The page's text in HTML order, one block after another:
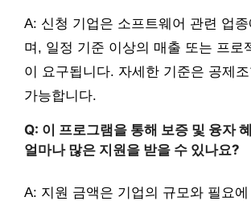
A: 신청 기업은 소프트웨어 관련 업
며, 일정 기준 이상의 매출 또는 프로
이 요구됩니다. 자세한 기준은 공제
가능합니다.
Q: 이 프로그램을 통해 보증 및 융자
얼마나 많은 지원을 받을 수 있나요?
A: 지원 금액은 기업의 규모와 필요에